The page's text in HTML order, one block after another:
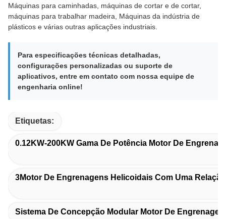
Máquinas para caminhadas, máquinas de cortar e de cortar,
máquinas para trabalhar madeira, Máquinas da indústria de
plásticos e várias outras aplicações industriais.
Para especificações técnicas detalhadas,
configurações personalizadas ou suporte de
aplicativos, entre em contato com nossa equipe de
engenharia online!
Etiquetas:
0.12KW-200KW Gama De Potência Motor De
3Motor De Engrenagens Helicoidais Com Uma Relação
Sistema De Concepção Modular Motor De